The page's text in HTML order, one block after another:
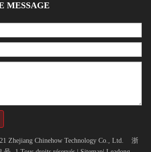
MESSAGE
Zhejiang Chinehow Technology Co., Ltd. 浙